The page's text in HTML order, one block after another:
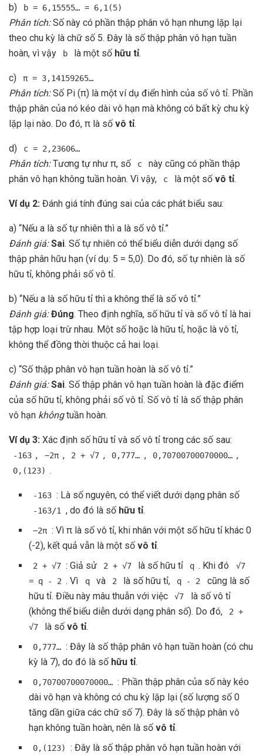
b) b = 6,15555… = 6,1(5)
Phân tích:Số này có phần thập phân vô hạn nhưng lặp lại
theo chu kỳ là chữ số 5. Đây là số thập phân vô hạn tuần
hoàn, vì vậy
b là một số hữu tỉ.
c) π = 3,14159265…
Phân tích:Số Pi (π) là một ví dụ điển hình của số vô tỉ. Phần
thập phân của nó kéo dài vô hạn mà không có bất kỳ chu kỳ
lặp lại nào. Do đó, π là số vô tỉ.
d) c = 2,23606…
Phân tích:Tương tự như π, số c
này cũng có phần thập
phân vô hạn không tuần hoàn. Vì vậy,
c là một sốvô tỉ.
Ví dụ 2: Đánh giá tính đúng sai của các phát biểu sau:
a) “Nếu a là số tự nhiên thì a là số vô tỉ.”
Đánh giá: Sai. Số tự nhiên có thể biểu diễn dưới dạng số
thập phân hữu hạn (ví dụ: 5 = 5,0). Do đó, số tự nhiên là số
hữu tỉ, không phải số vô tỉ.
b) “Nếu a là số hữu tỉ thì a không thể là số vô tỉ.”
Đánh giá: Đúng. Theo định nghĩa, số hữu tỉ và số vô tỉ là hai
tập hợp loại trừ nhau. Một số hoặc là hữu tỉ, hoặc là vô tỉ,
không thể đồng thời thuộc cả hai loại.
c) “Số thập phân vô hạn tuần hoàn là số vô tỉ.”
Đánh giá: Sai. Số thập phân vô hạn tuần hoàn là đặc điểm
của số hữu tỉ, không phải số vô tỉ. Số vô tỉ là số thập phân
vô hạn khôngtuần hoàn.
Ví dụ 3: Xác định số hữu tỉ và số vô tỉ trong các số sau:
-163 , −2π , 2 + √7 , 0,777… , 0,70700700070000… ,
0,(123) .
-163 : Là số nguyên, có thể viết dưới dạng phân số
-163/1 , do đó là số hữu tỉ.
−2π : Vì π là số vô tỉ, khi nhân với một số hữu tỉ khác 0
(-2), kết quả vẫn là một sốvô tỉ.
2 + √7 : Giả sử 2 + √7 là số hữu tỉ q . Khi đó
√7
= q - 2 . Vì q và 2 là số hữu tỉ, q - 2
cũng là số
hữu tỉ. Điều này mâu thuẫn với việc
√7
là số vô tỉ
(không thể biểu diễn dưới dạng phân số). Do đó,
2 +
√7
là sốvô tỉ.
0,777… : Đây là số thập phân vô hạn tuần hoàn (có chu
kỳ là 7), do đó là số hữu tỉ.
0,70700700070000… : Phần thập phân của số này kéo
dài vô hạn và không có chu kỳ lặp lại (số lượng số 0
tăng dần giữa các chữ số 7). Đây là số thập phân vô
hạn không tuần hoàn, nên là sốvô tỉ.
0,(123) : Đây là số thập phân vô hạn tuần hoàn với